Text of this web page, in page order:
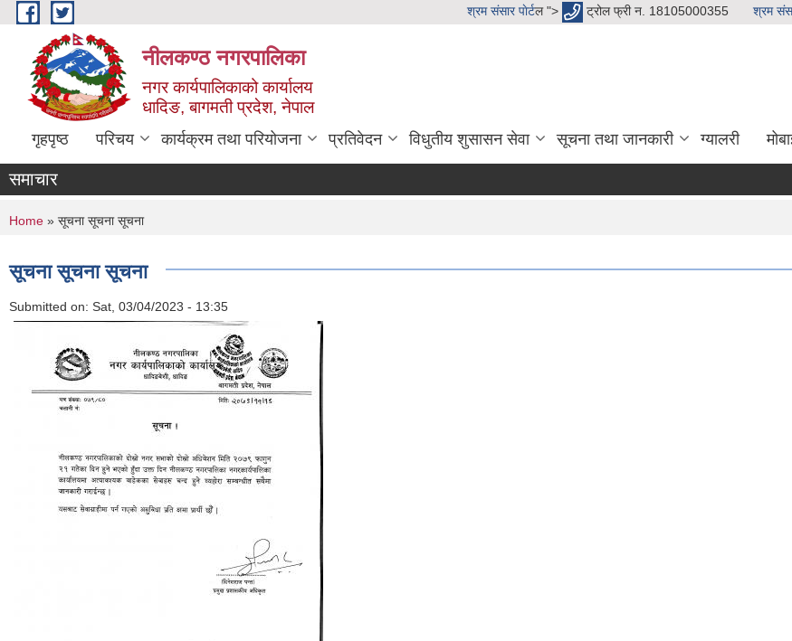
Skip to main content श्रम संसार पाेर्टल "> ट्रोल फ्री न. 18105000355 श्रम
नीलकण्ठ नगरपालिका
नगर कार्यपालिकाको कार्यालय
धादिङ, बागमती प्रदेश, नेपाल
गृहपृष्ठ परिचय कार्यक्रम तथा परियोजना प्रतिवेदन विधुतीय शुसासन सेवा सूचना तथा जानकारी ग्यालरी
समाचार
You are here
Home » सूचना सूचना सूचना
सूचना सूचना सूचना
Submitted on: Sat, 03/04/2023 - 13:35